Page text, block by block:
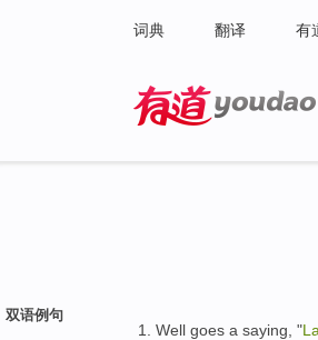
词典 翻译 有
双语例句
Well goes a saying , "